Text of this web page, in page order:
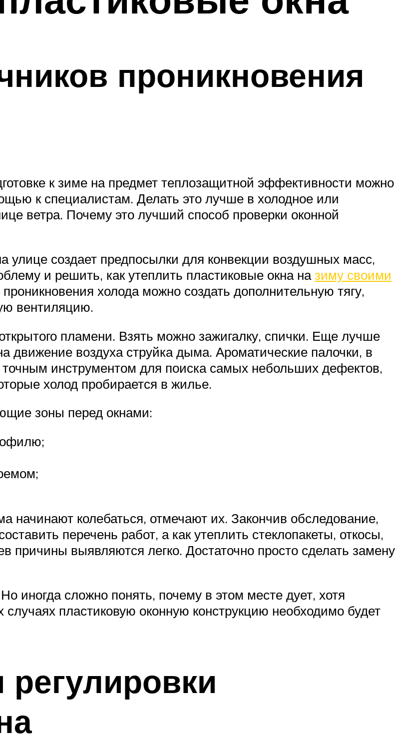
проникновения
к зиме на предмет теплозащитной эффективности можно
к специалистам. Делать это лучше в холодное или
ветра. Почему это лучший способ проверки оконной
улице создает предпосылки для конвекции воздушных масс,
и решить, как утеплить пластиковые окна назиму своими
холода можно создать дополнительную тягу,
вентиляцию.
пламени. Взять можно зажигалку, спички. Еще лучше
движение воздуха струйка дыма. Ароматические палочки, в
точным инструментом для поиска самых небольших дефектов,
холод пробирается в жилье.
зоны перед окнами:
начинают колебаться, отмечают их. Закончив обследование,
перечень работ, а как утеплить стеклопакеты, откосы,
причины выявляются легко. Достаточно просто сделать замену
иногда сложно понять, почему в этом месте дует, хотя
пластиковую оконную конструкцию необходимо будет